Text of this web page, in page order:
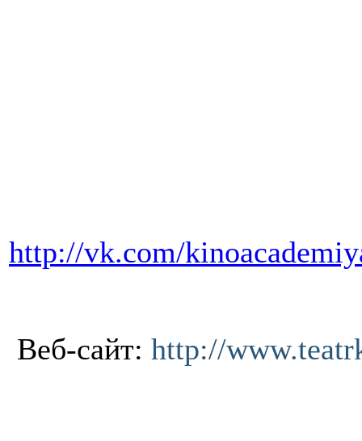
http://vk.com/
Веб-сайт: http://